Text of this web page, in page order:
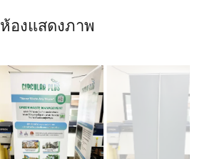
ห้องแสดงภาพ